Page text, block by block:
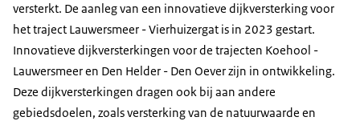
versterkt. De aanleg van een innovatieve dijkversterking voor
het traject Lauwersmeer - Vierhuizergat is in 2023 gestart.
Innovatieve dijkversterkingen voor de trajecten Koehool -
Lauwersmeer en Den Helder - Den Oever zijn in ontwikkeling.
Deze dijkversterkingen dragen ook bij aan andere
gebiedsdoelen, zoals versterking van de natuurwaarde en